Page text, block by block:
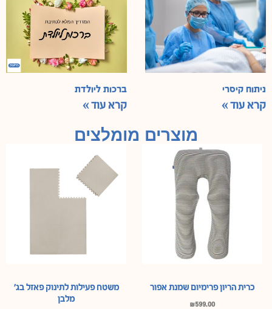
ניתוח קיסרי
קרא עוד »
ברכות ליולדת
קרא עוד »
מוצרים מומלצים
כרית הריון פרימיום שמנת אפור
₪599.00
משטח פעילות לתינוק פאזל בג’
מלבן